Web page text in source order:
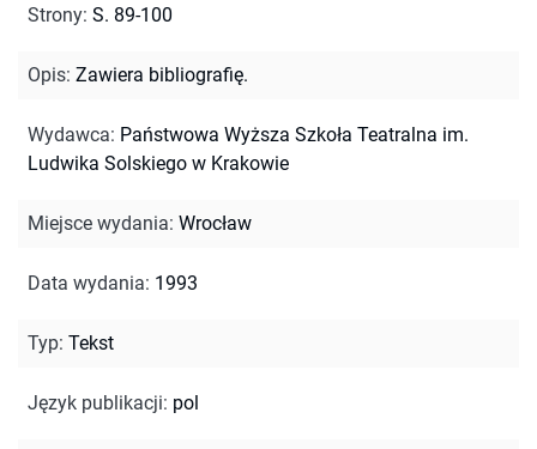
Strony: S. 89-100
Opis: Zawiera bibliografię.
Wydawca: Państwowa Wyższa Szkoła Teatralna im.
Ludwika Solskiego w Krakowie
Miejsce wydania: Wrocław
Data wydania: 1993
Typ: Tekst
Język publikacji: pol